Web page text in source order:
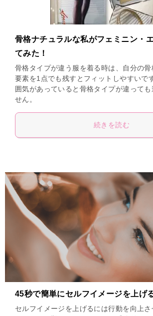
骨格ナチュラルな私がフェミニン・
てみた！
骨格タイプが違う服を着る時は、自分の骨
要素を1点でも残すとフィットしやすいで
囲気があっていると骨格タイプが違っても
せん。
続きを読む
45秒で簡単にセルフイメージを上げ
セルフイメージを上げるには行動を向上